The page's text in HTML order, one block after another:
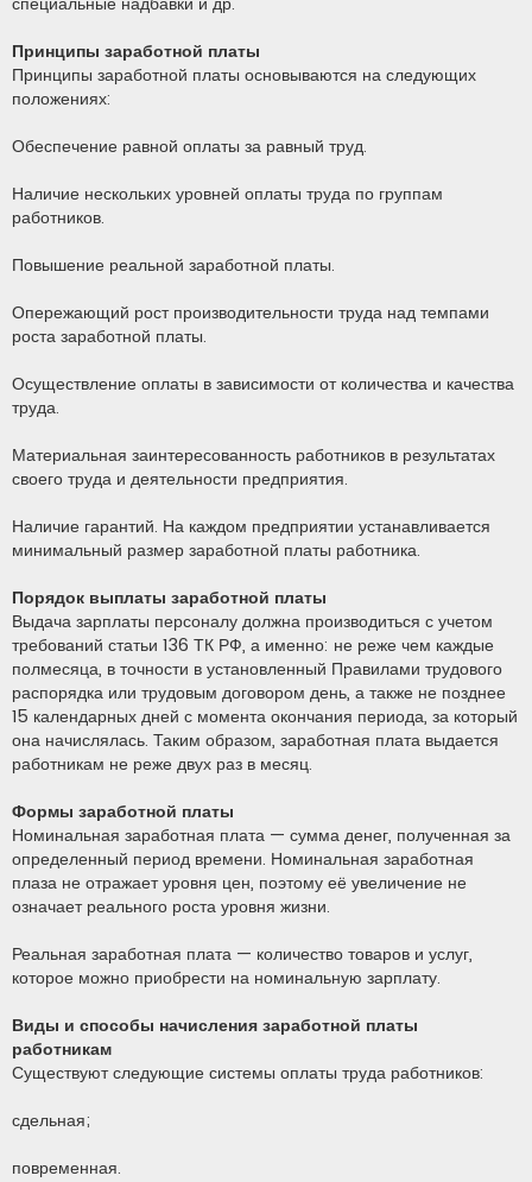
Принципы заработной платы
Принципы заработной платы основываются на следующих
положениях:
Обеспечение равной оплаты за равный труд.
Наличие нескольких уровней оплаты труда по группам
работников.
Повышение реальной заработной платы.
Опережающий рост производительности труда над темпами
роста заработной платы.
Осуществление оплаты в зависимости от количества и качества
труда.
Материальная заинтересованность работников в результатах
своего труда и деятельности предприятия.
Наличие гарантий. На каждом предприятии устанавливается
минимальный размер заработной платы работника.
Порядок выплаты заработной платы
Выдача зарплаты персоналу должна производиться с учетом
требований статьи 136 ТК РФ, а именно: не реже чем каждые
полмесяца, в точности в установленный Правилами трудового
распорядка или трудовым договором день, а также не позднее
15 календарных дней с момента окончания периода, за который
она начислялась. Таким образом, заработная плата выдается
работникам не реже двух раз в месяц.
Формы заработной платы
Номинальная заработная плата — сумма денег, полученная за
определенный период времени. Номинальная заработная
плаза не отражает уровня цен, поэтому её увеличение не
означает реального роста уровня жизни.
Реальная заработная плата — количество товаров и услуг,
которое можно приобрести на номинальную зарплату.
Виды и способы начисления заработной платы
работникам
Существуют следующие системы оплаты труда работников:
сдельная;
повременная.